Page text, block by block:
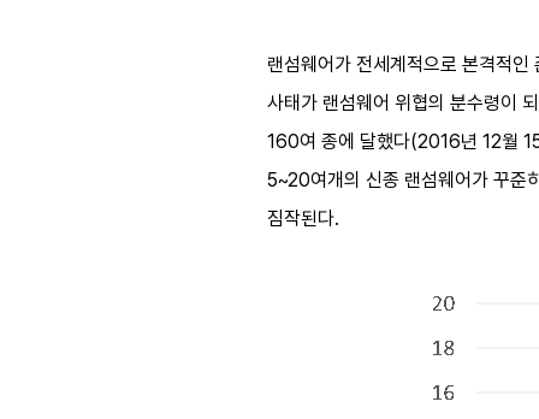
랜섬웨어가 전세계적으로 본격적
사태가 랜섬웨어 위협의 분수령이
160여 종에 달했다(2016년 12월
5~20여개의 신종 랜섬웨어가 꾸준
짐작된다.